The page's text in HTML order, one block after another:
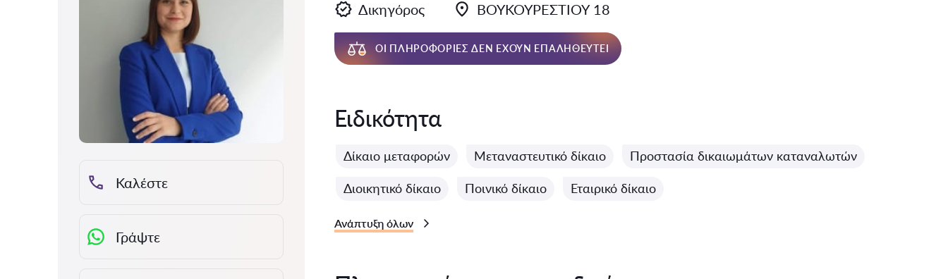
Καλέστε
Γράψτε
Δικηγόρος ΒΟΥΚΟΥΡΕΣΤΙΟΥ 18
ΟΙ ΠΛΗΡΟΦΟΡΊΕΣ ΔΕΝ ΈΧΟΥΝ ΕΠΑΛΗΘΕΥΤΕΊ
Ειδικότητα
Δίκαιο μεταφορών Μεταναστευτικό δίκαιο Προστασία δικαιωμάτων καταναλωτών
Διοικητικό δίκαιο Ποινικό δίκαιο Εταιρικό δίκαιο
Ανάπτυξη όλων